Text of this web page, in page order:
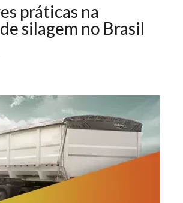
práticas na
silagem no Brasil